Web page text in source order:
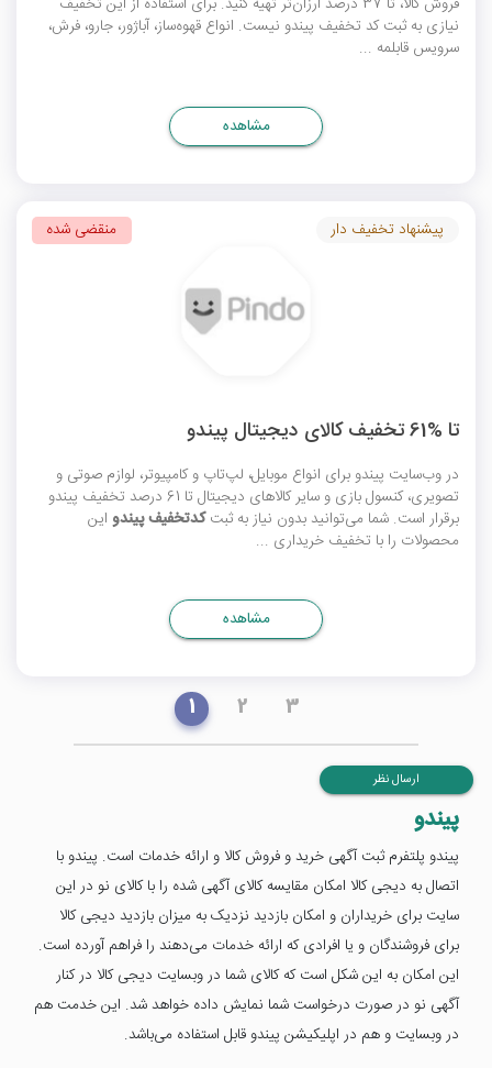
نیازی به ثبتکد تخفیف پیندو نیست. انواع قهوه‌ساز، آباژور، جارو، فرش،
سرویس قابلمه ...
مشاهده
تا %61 تخفیف کالای دیجیتال پیندو
در وب‌سایت پیندو برای انواع موبایل، لپ‌تاپ و کامپیوتر، لوازم صوتی و
تصویری، کنسول بازی و سایر کالاهای دیجیتال تا 61 درصد
تخفیف پیندو
برقرار است. شما می‌توانید بدون نیاز به ثبتکدتخفیف پیندو این
محصولات را با تخفیف خریداری ...
پیشنهاد تخفیف دار منقضی شده
مشاهده
1 2 3
ارسال نظر
پیندو
پیندو پلتفرم ثبت آگهی خرید و فروش کالا و ارائه خدمات است. پیندو با
اتصال به دیجی کالا امکان مقایسه کالای آگهی شده را با کالای نو در این
سایت برای خریداران و امکان بازدید نزدیک به میزان بازدید دیجی کالا
برای فروشندگان و یا افرادی که ارائه خدمات می‌دهند را فراهم آورده است.
این امکان به این شکل است که کالای شما در وبسایت دیجی کالا در کنار
آگهی نو در صورت درخواست شما نمایش داده خواهد شد. این خدمت هم
در وبسایت و هم در اپلیکیشن پیندو قابل استفاده می‌باشد.